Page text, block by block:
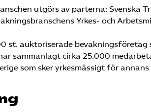
utgörs av parterna: Svenska
Yrkes- och
st. auktoriserade bevakningsföretag
sammanlagt cirka 25.000
som sker yrkesmässigt för